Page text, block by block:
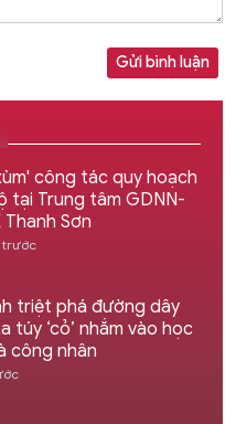
Gửi bình luận
công tác quy hoạch
tại Trung tâm GDNN-
Thanh Sơn
trước
triệt phá đường dây
túy ‘cỏ’ nhắm vào học
công nhân